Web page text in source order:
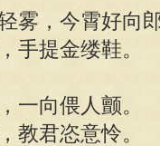
雾，今霄好向
手提金缕鞋。
一向偎人颤。
教君恣意怜。